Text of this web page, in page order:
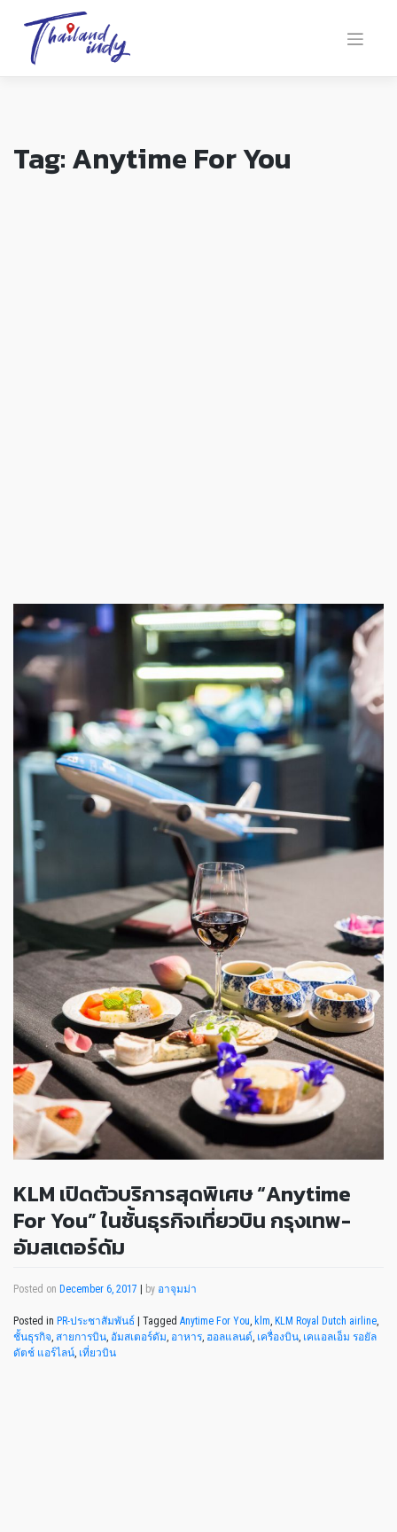
Tag:Anytime For You
KLM เปิดตัวบริการสุดพิเศษ “Anytime
For You” ในชั้นธุรกิจเที่ยวบิน กรุงเทพ-
อัมสเตอร์ดัม
Posted on December 6, 2017 by อาจุมม่า
Posted in PR-ประชาสัมพันธ์ Tagged Anytime For You, klm, KLM Royal Dutch airline,
ชั้นธุรกิจ, สายการบิน, อัมสเตอร์ดัม, อาหาร, ฮอลแลนด์, เครื่องบิน, เคแอลเอ็ม รอยัล
ดัตช์ แอร์ไลน์, เที่ยวบิน